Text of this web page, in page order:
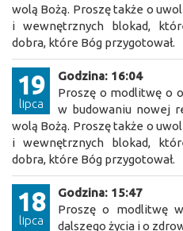
wolą Bożą. Proszę także o
i wewnętrznych blokad,
dobra, które Bóg przygotował.
19
lipca
Godzina: 16:04
Proszę o modlitwę o
w budowaniu nowej
wolą Bożą. Proszę także o
i wewnętrznych blokad,
dobra, które Bóg przygotował.
18
lipca
Godzina: 15:47
Proszę o modlitwę
dalszego życia i o